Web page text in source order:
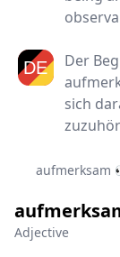
Der
sich
aufmerksam
Adjective